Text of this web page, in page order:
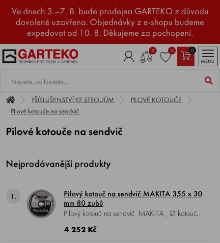
Ve dnech 3.–7. 8. bude prodejna GARTEKO z důvodu
dovolené uzavřena. Objednávky z e-shopu budeme
expedovat od 10. 8. Děkujeme za pochopení.
0 0
0
MENU
PŘÍSLUŠENSTVÍ KE STROJŮM
PILOVÉ KOTOUČE
Pilové kotouče na sendvič
Pilové kotouče na sendvič
Nejprodávanější produkty
1.
Pilový kotouč na sendvič MAKITA 355 x 30
mm 80 zubů
Pilový kotouč na sendvič MAKITA , Ø kotouče
355 mm, Ø vrtání 30 mm, 80 zubů.
4 252 Kč